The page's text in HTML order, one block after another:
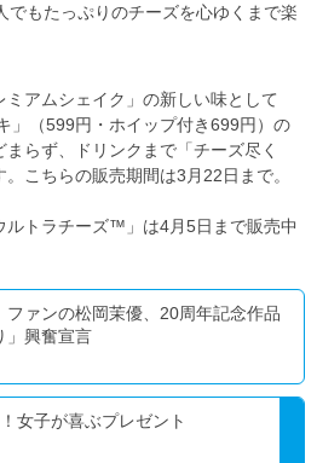
でもたっぷりのチーズを心ゆくまで楽
ミアムシェイク」の新しい味として
」（599円・ホイップ付き699円）の
らず、ドリンクまで「チーズ尽く
。こちらの販売期間は3 月 22日まで。
ルトラチーズ™ 」は4月5日まで販売中
ファンの松岡茉優、20周年記念作品
」興奮宣言
女子が喜ぶプレゼント